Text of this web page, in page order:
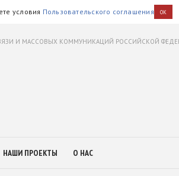
условия Пользовательского соглашения OK
И МАССОВЫХ КОММУНИКАЦИЙ РОССИЙСКОЙ
НАШИ ПРОЕКТЫ О НАС